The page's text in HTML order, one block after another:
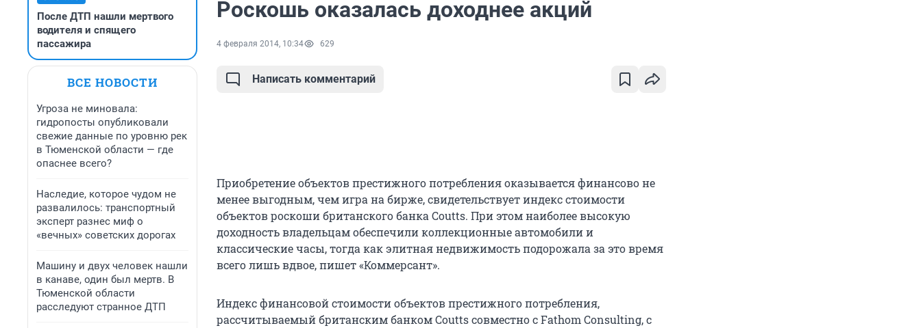
После ДТП нашли мертвого
водителя и спящего
пассажира
ВСЕ НОВОСТИ
Угроза не миновала:
гидропосты опубликовали
свежие данные по уровню рек
в Тюменской области — где
опаснее всего?
Наследие, которое чудом не
развалилось: транспортный
эксперт разнес миф о
«вечных» советских дорогах
Машину и двух человек нашли
в канаве, один был мертв. В
Тюменской области
расследуют странное ДТП
Роскошь оказалась доходнее акций
4 февраля 2014, 10:34 629
Написать комментарий
Приобретение объектов престижного потребления оказывается финансово не
менее выгодным, чем игра на бирже, свидетельствует индекс стоимости
объектов роскоши британского банка Coutts. При этом наиболее высокую
доходность владельцам обеспечили коллекционные автомобили и
классические часы, тогда как элитная недвижимость подорожала за это время
всего лишь вдвое, пишет «Коммерсант».
Индекс финансовой стоимости объектов престижного потребления,
рассчитываемый британским банком Coutts совместно с Fathom Consulting, с